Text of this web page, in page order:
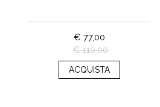
€ 77,00
€ 110,00
ACQUISTA